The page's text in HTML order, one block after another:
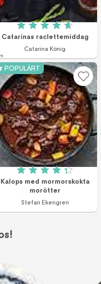
Betyg: 4.7 av 5
Catarinas raclettemiddag
Catarina König
POPULÄRT
Betyg: 4.3 av 5
Kalops med mormorskokta
morötter
Stefan Ekengren